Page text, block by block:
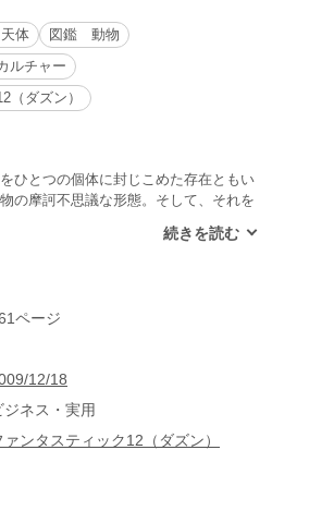
体
図鑑 動物
ルチャー
（ダズン）
ひとつの個体に封じこめた存在ともい
の摩訶不思議な形態。そして、それを
形態を描くことのできないクラゲやイ
した英国のゴッスだった。以下、ブリ
脳内パノラマとしての図像を探検す
１２の第1巻】
ページ
12/18
ジネス・実用
ァンタスティック12（ダズン）